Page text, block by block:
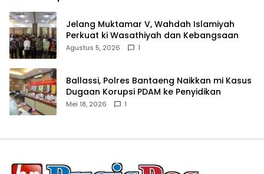
Jelang Muktamar V, Wahdah Islamiyah
Perkuat ki Wasathiyah dan Kebangsaan
Agustus 5, 2026 1
Ballassi, Polres Bantaeng Naikkan mi Kasus
Dugaan Korupsi PDAM ke Penyidikan
Mei 18, 2026 1